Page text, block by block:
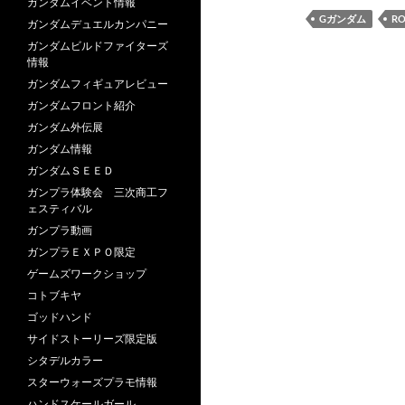
Gガンダム
ガンダムデュエルカンパニー
ガンダムビルドファイターズ
情報
ガンダムフィギュアレビュー
ガンダムフロント紹介
ガンダム外伝展
ガンダム情報
ガンダムＳＥＥＤ
ガンプラ体験会 三次商工フ
ェスティバル
ガンプラ動画
ガンプラＥＸＰＯ限定
ゲームズワークショップ
コトブキヤ
ゴッドハンド
サイドストーリーズ限定版
シタデルカラー
スターウォーズプラモ情報